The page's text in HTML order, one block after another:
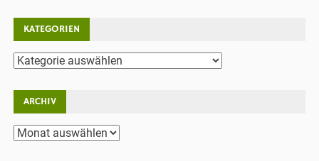
KATEGORIEN
Kategorien
ARCHIV
Archiv